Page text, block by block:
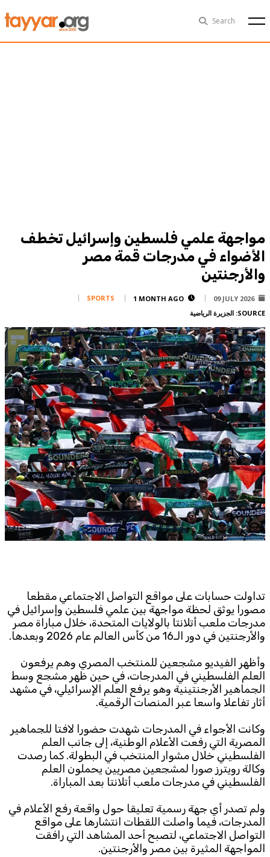
Search
Sun, Aug 9th 29°C
FPM
Services
Horoscope
Polls
Jobs
Writers
Legal
Privacy Policy
Terms Of Use
Cookies Policy
TTV
TTV Plus
Download the app
© 2025. All Rights Reserved. ByKoein
مواجهة علمي فلسطين وإسرائيل تخطف
الأضواء في مدرجات قمة مصر
والأرجنتين
09 JULY 2026
1 MONTH AGO
SPORTS
SOURCE: الجزيرة الرياضية
تداولت حسابات على مواقع التواصل الاجتماعي مقطعا
مصورا يوثق لحظة مواجهة بين علمي فلسطين وإسرائيل في
مدرجات ملعب أتلانتا بالولايات المتحدة، خلال مباراة مصر
والأرجنتين في دور الـ16 من كأس العالم عام 2026 وبعدها.
وأظهر الفيديو مشجعين للمنتخب المصري وهم يرفعون
العلم الفلسطيني في المدرجات، في حين ظهر مشجع وسط
الجماهير الأرجنتينية وهو يرفع العلم الإسرائيلي، في مشهد
أثار تفاعلا واسعا عبر المنصات الرقمية.
وكانت الأجواء في المدرجات شهدت حضورا لافتا للجماهير
المصرية التي رفعت الأعلام الوطنية، إلى جانب العلم
الفلسطيني خلال مشوار المنتخب في البطولة. كما رصدت
وكالة رويترز صورا لمشجعين مصريين يحملون العلم
الفلسطيني في مدرجات ملعب أتلانتا بعد المباراة.
ولم تصدر أي جهة رسمية تعليقا حول واقعة رفع الأعلام في
المدرجات، فيما واصلت اللقطات انتشارها على مواقع
التواصل الاجتماعي، لتصبح أحد المشاهد التي رافقت
المواجهة المثيرة بين مصر والأرجنتين.